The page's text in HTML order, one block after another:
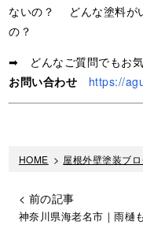
ないの？ どんな塗料が
の？
➡ どんなご質問でもお気
お問い合わせ
https://
HOME > 屋根外壁塗装ブ
< 前の記事
神奈川県海老名市｜雨樋